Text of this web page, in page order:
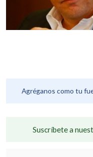
Agréganos como tu
Suscríbete a